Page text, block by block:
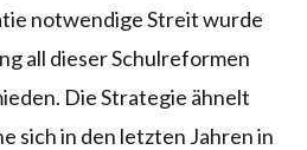
notwendige Streit wurde
all dieser Schulreformen
Die Strategie ähnelt
sich in den letzten Jahren in